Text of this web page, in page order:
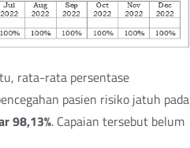
rata-rata persentase
pasien risiko jatuh pada
98,13%. Capaian tersebut belum